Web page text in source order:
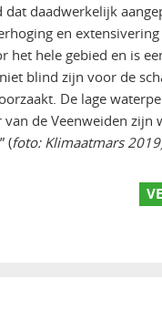
dat daadwerkelijk
en
het hele gebied en is
blind zijn voor de
De lage
de Veenweiden zijn
(foto: Klimaatmars